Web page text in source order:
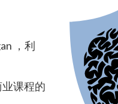
，利
课程的